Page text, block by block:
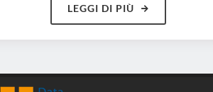
LEGGI DI PIÙ